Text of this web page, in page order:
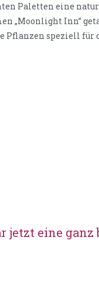
Paletten eine
„Moonlight Inn”
Pflanzen speziell für